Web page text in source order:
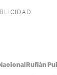
Rufián